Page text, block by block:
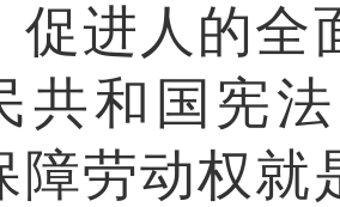
促进人的全
共和国宪
障劳动权就